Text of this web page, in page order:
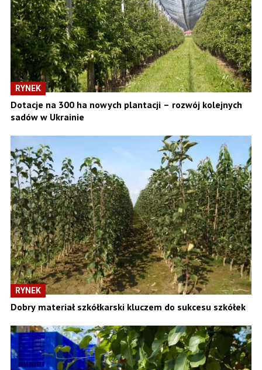
RYNEK
Dotacje na 300 ha nowych plantacji – rozwój kolejnych
sadów w Ukrainie
RYNEK
Dobry materiał szkółkarski kluczem do sukcesu szkółek